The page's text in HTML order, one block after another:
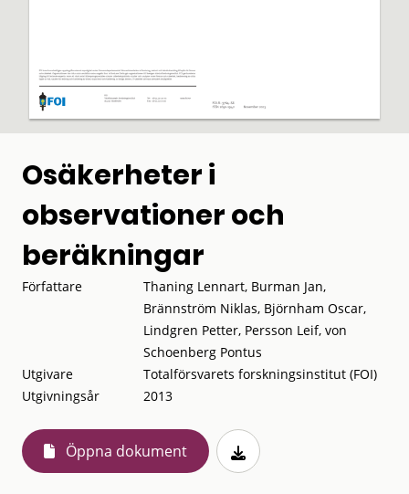
Osäkerheter i
observationer och
beräkningar
Författare
Thaning Lennart, Burman Jan,
Brännström Niklas, Björnham Oscar,
Lindgren Petter, Persson Leif, von
Schoenberg Pontus
Utgivare
Totalförsvarets forskningsinstitut (FOI)
Utgivningsår
2013
Öppna dokument